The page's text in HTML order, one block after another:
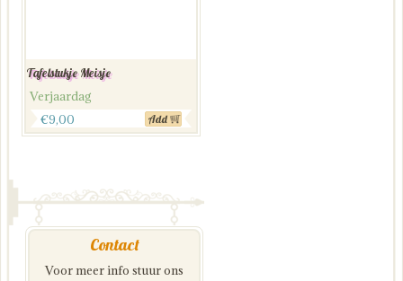
Tafelstukje Meisje
Verjaardag
€9,00 Add
Contact
Voor meer info stuur ons